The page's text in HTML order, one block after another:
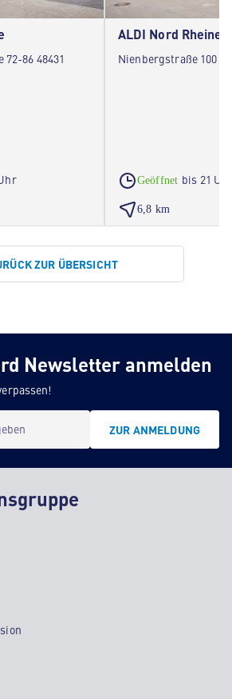
86 48431
ALDI Nord Rheine
Nienbergstraße 100
Geöffnet bis 21
6,8 km
ZUR ÜBERSICHT
Newsletter anmelden
ZUR ANMELDUNG